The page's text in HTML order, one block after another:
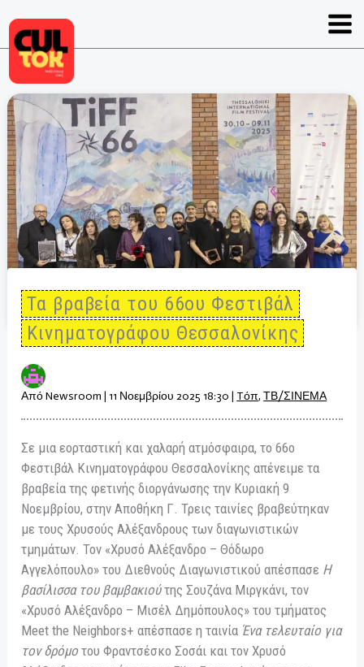
στο
περιεχόμενο
Τα βραβεία του 66ου Φεστιβάλ
Κινηματογράφου Θεσσαλονίκης
ΑπόNewsroom| 11 Νοεμβρίου 2025 18:30| Tόπ,ΤΒ/ΣΙΝΕΜΑ
Σε μια εορταστική και χαλαρή ατμόσφαιρα, το 66ο
Φεστιβάλ Κινηματογράφου Θεσσαλονίκης απένειμε τα
βραβεία της φετινής διοργάνωσης την Κυριακή 9
Νοεμβρίου, στην Αποθήκη Γ. Τρεις ταινίες βραβεύτηκαν
με τους Χρυσούς Αλέξανδρους των διαγωνιστικών
τμημάτων. Τον «Χρυσό Αλέξανδρο – Θόδωρο
Αγγελόπουλο» του Διεθνούς Διαγωνιστικού απέσπασε Η
βασίλισσα του βαμβακιούτης Σουζάνα Μιργκάνι, τον
«Χρυσό Αλέξανδρο – Μισέλ Δημόπουλος» του τμήματος
Meet the Neighbors+ απέσπασε η ταινία Ένα τελευταίο για
τον δρόμοτου Φραντσέσκο Σοσάι και τον Χρυσό